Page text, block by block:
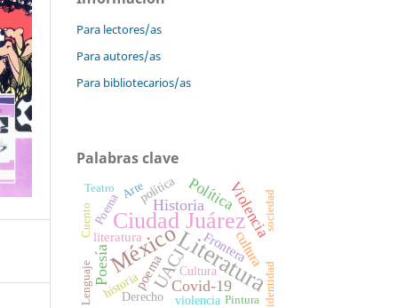
Para lectores/as
Para autores/as
Para bibliotecarios/as
Palabras clave
Literatura
Ciudad Juárez
México
UACJ
Historia
Covid-19
Poesía
Violencia
Política
cultura
poema
Frontera
literatura
política
historia Cultura
Poema
Arte
Derecho violencia
sociedad
Teatro
identidad
Lenguaje
Cuento
Pintura